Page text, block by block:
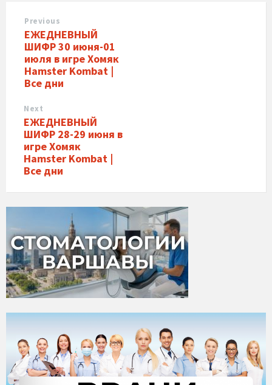
Previous
ЕЖЕДНЕВНЫЙ
ШИФР 30 июня-01
июля в игре Хомяк
Hamster Kombat |
Все дни
Next
ЕЖЕДНЕВНЫЙ
ШИФР 28-29 июня в
игре Хомяк
Hamster Kombat |
Все дни